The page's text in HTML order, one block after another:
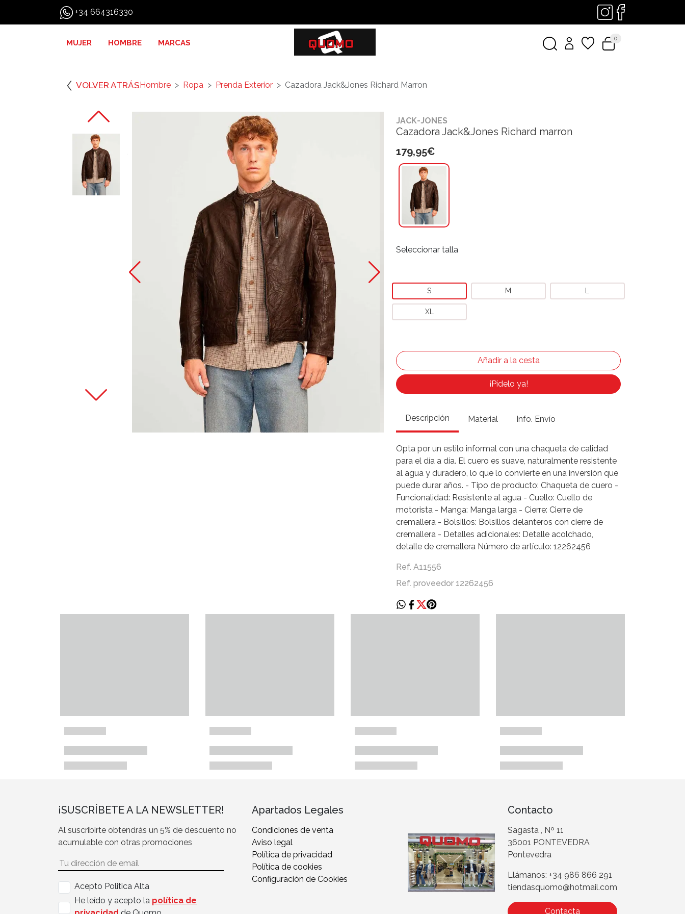
+34 664316330
MUJER HOMBRE MARCAS 0
VOLVER ATRÁSHombre Ropa Prenda Exterior Cazadora Jack&Jones Richard Marron
JACK-JONES
Cazadora Jack&Jones Richard marron
179,95€
Seleccionar talla
S M
XL
¡Pídelo ya!
Descripción Material Info. Envío
Opta por un estilo informal con una chaqueta de calidad
para el día a día. El cuero es suave, naturalmente resistente
al agua y duradero, lo que lo convierte en una inversión que
puede durar años. - Tipo de producto: Chaqueta de cuero -
Funcionalidad: Resistente al agua - Cuello: Cuello de
motorista - Manga: Manga larga - Cierre: Cierre de
cremallera - Bolsillos: Bolsillos delanteros con cierre de
cremallera - Detalles adicionales: Detalle acolchado,
detalle de cremallera Número de artículo: 12262456
Ref. A11556
Ref. proveedor 12262456
¡SUSCRÍBETE A LA NEWSLETTER!
Al suscribirte obtendrás un 5% de descuento no
acumulable con otras promociones
Acepto Politica Alta
He leído y acepto la política de
Apartados Legales
Condiciones de venta
Aviso legal
Política de privacidad
Política de cookies
Configuración de Cookies
Contacto
Sagasta , Nº 11
36001 PONTEVEDRA
Pontevedra
Llámanos: +34 986 866 291
tiendasquomo@hotmail.com
Contacta